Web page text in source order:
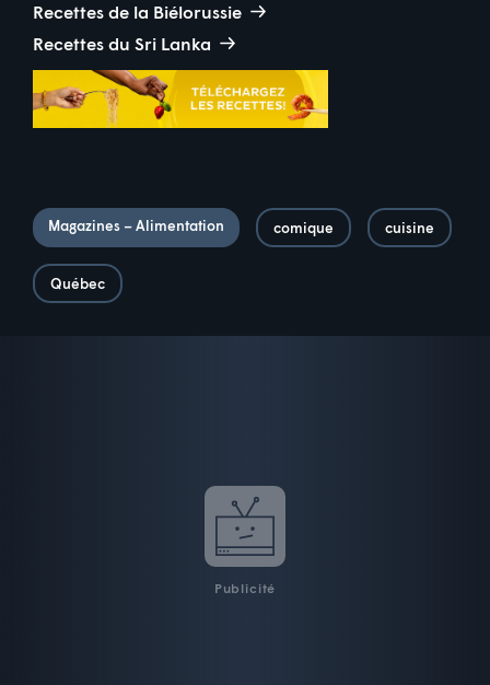
Recettes de la Biélorussie
Recettes du Sri Lanka
Magazines – Alimentation comique cuisine
Québec
Publicité